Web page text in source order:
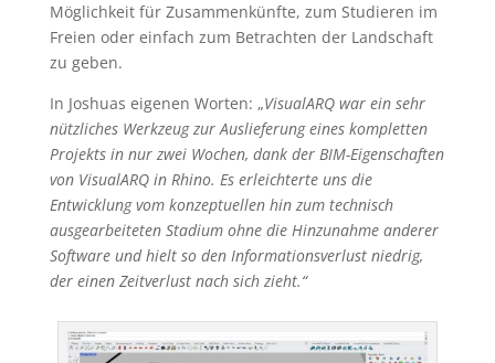
Möglichkeit für Zusammenkünfte, zum Studieren im
Freien oder einfach zum Betrachten der Landschaft
zu geben.
In Joshuas eigenen Worten: „VisualARQ war ein sehr
nützliches Werkzeug zur Auslieferung eines kompletten
Projekts in nur zwei Wochen, dank der BIM-Eigenschaften
von VisualARQ in Rhino. Es erleichterte uns die
Entwicklung vom konzeptuellen hin zum technisch
ausgearbeiteten Stadium ohne die Hinzunahme anderer
Software und hielt so den Informationsverlust niedrig,
der einen Zeitverlust nach sich zieht.“